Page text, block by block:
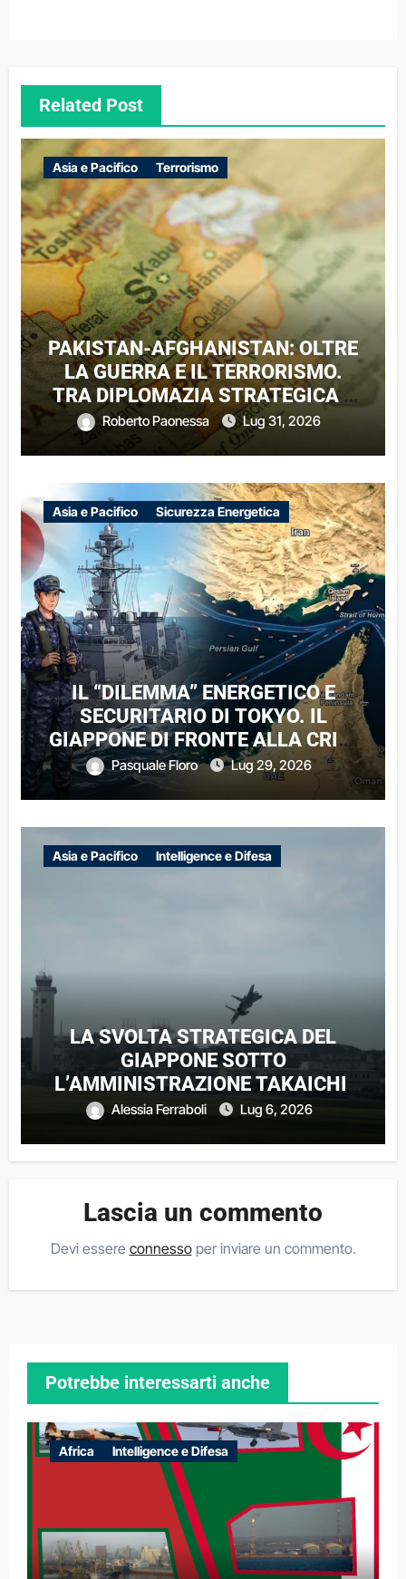
Related Post
Asia e Pacifico Terrorismo
PAKISTAN-AFGHANISTAN: OLTRE
LA GUERRA E IL TERRORISMO.
TRA DIPLOMAZIA STRATEGICA E
DINAMICHE DI UN CONFLITTO
REGIONALE
Roberto Paonessa Lug 31, 2026
Asia e Pacifico Sicurezza Energetica
IL “DILEMMA” ENERGETICO E
SECURITARIO DI TOKYO. IL
GIAPPONE DI FRONTE ALLA CRISI
DI HORMUZ
Pasquale Floro Lug 29, 2026
Asia e Pacifico Intelligence e Difesa
LA SVOLTA STRATEGICA DEL
GIAPPONE SOTTO
L’AMMINISTRAZIONE TAKAICHI:
IMPLICAZIONI REGIONALI E
Alessia Ferraboli Lug 6, 2026
Lascia un commento
Devi essere connessoper inviare un commento.
Potrebbe interessarti anche
Africa Intelligence e Difesa